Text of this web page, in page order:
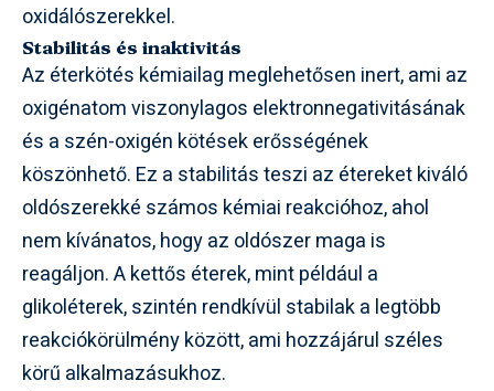
oxidálószerekkel.
Stabilitás és inaktivitás
Az éterkötés kémiailag meglehetősen inert, ami az
oxigénatom viszonylagos elektronnegativitásának
és a szén-oxigén kötések erősségének
köszönhető. Ez a stabilitás teszi az étereket kiváló
oldószerekké számos kémiai reakcióhoz, ahol
nem kívánatos, hogy az oldószer maga is
reagáljon. A kettős éterek, mint például a
glikoléterek, szintén rendkívül stabilak a legtöbb
reakciókörülmény között, ami hozzájárul széles
körű alkalmazásukhoz.